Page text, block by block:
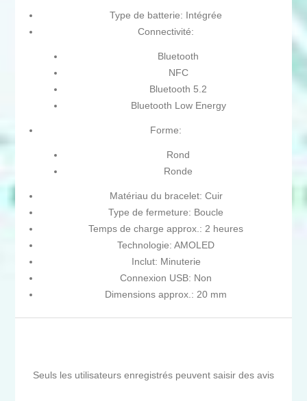
Type de batterie: Intégrée
Connectivité:
Bluetooth
NFC
Bluetooth 5.2
Bluetooth Low Energy
Forme:
Rond
Ronde
Matériau du bracelet: Cuir
Type de fermeture: Boucle
Temps de charge approx.: 2 heures
Technologie: AMOLED
Inclut: Minuterie
Connexion USB: Non
Dimensions approx.: 20 mm
Seuls les utilisateurs enregistrés peuvent saisir des avis